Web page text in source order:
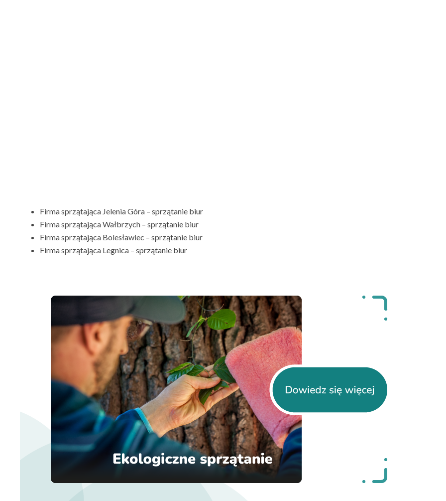
Firma sprzątająca Jelenia Góra – sprzątanie biur
Firma sprzątająca Wałbrzych – sprzątanie biur
Firma sprzątająca Bolesławiec – sprzątanie biur
Firma sprzątająca Legnica – sprzątanie biur